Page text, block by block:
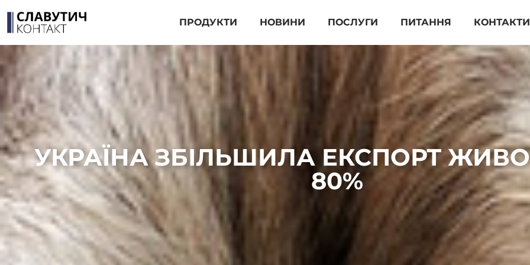
ПРОДУКТИ НОВИНИ ПОСЛУГИ ПИТАННЯ КОНТАКТИ
УКРАЇНА ЗБІЛЬШИЛА ЕКСПОРТ
80%